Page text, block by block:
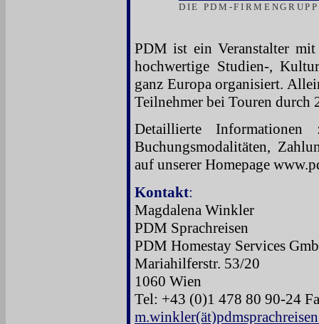
DIE PDM-
PDM ist ein Veranstalter
hochwertige Studien-,
ganz Europa organisiert.
Teilnehmer bei Touren durch
Detaillierte
Buchungsmodalitäten,
auf unserer Homepage
Kontakt:
Magdalena Winkler
PDM Sprachreisen
PDM Homestay Services
Mariahilferstr. 53/20
1060 Wien
Tel: +43 (0)1 478 80 90-24